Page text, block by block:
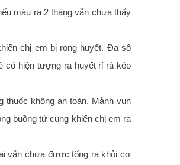
máu ra 2 tháng vẫn chưa thấy
chị em bị rong huyết. Đa số
có hiện tượng ra huyết rỉ rả kéo
thuốc không an toàn. Mảnh vụn
buồng tử cung khiến chị em ra
vẫn chưa được tống ra khỏi cơ